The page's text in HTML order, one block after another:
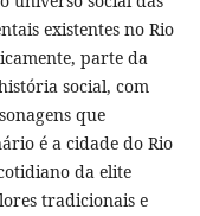
existentes no Rio
parte da
social, com
que
é a cidade do Rio
da elite
tradicionais e